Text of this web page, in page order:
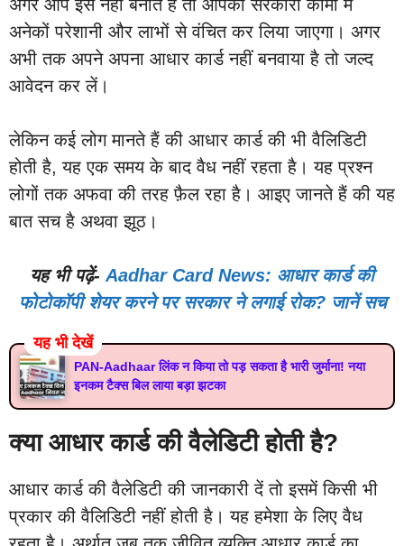
अगर आप इसे नहीं बनाते हैं तो आपको सरकारी कामों में
अनेकों परेशानी और लाभों से वंचित कर लिया जाएगा। अगर
अभी तक अपने अपना आधार कार्ड नहीं बनवाया है तो जल्द
आवेदन कर लें।
लेकिन कई लोग मानते हैं की आधार कार्ड की भी वैलिडिटी
होती है, यह एक समय के बाद वैध नहीं रहता है। यह प्रश्न
लोगों तक अफवा की तरह फ़ैल रहा है। आइए जानते हैं की यह
बात सच है अथवा झूठ।
यह भी पढ़ें- Aadhar Card News: आधार कार्ड की
फोटोकॉपी शेयर करने पर सरकार ने लगाई रोक? जानें सच
यह भी देखें
PAN-Aadhaar लिंक न किया तो पड़ सकता है भारी जुर्माना! नया
इनकम टैक्स बिल लाया बड़ा झटका
क्या आधार कार्ड की वैलेडिटी होती है?
आधार कार्ड की वैलेडिटी की जानकारी दें तो इसमें किसी भी
प्रकार की वैलिडिटी नहीं होती है। यह हमेशा के लिए वैध